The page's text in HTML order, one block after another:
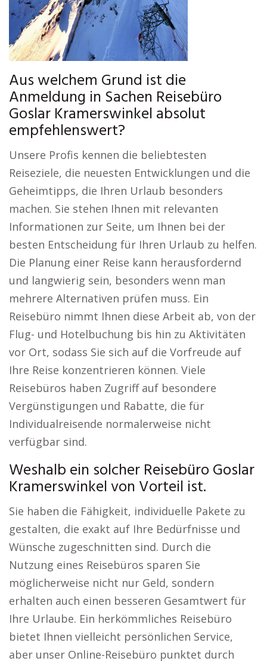
Aus welchem Grund ist die
Anmeldung in Sachen Reisebüro
Goslar Kramerswinkel absolut
empfehlenswert?
Unsere Profis kennen die beliebtesten
Reiseziele, die neuesten Entwicklungen und die
Geheimtipps, die Ihren Urlaub besonders
machen. Sie stehen Ihnen mit relevanten
Informationen zur Seite, um Ihnen bei der
besten Entscheidung für Ihren Urlaub zu helfen.
Die Planung einer Reise kann herausfordernd
und langwierig sein, besonders wenn man
mehrere Alternativen prüfen muss. Ein
Reisebüro nimmt Ihnen diese Arbeit ab, von der
Flug- und Hotelbuchung bis hin zu Aktivitäten
vor Ort, sodass Sie sich auf die Vorfreude auf
Ihre Reise konzentrieren können. Viele
Reisebüros haben Zugriff auf besondere
Vergünstigungen und Rabatte, die für
Individualreisende normalerweise nicht
verfügbar sind.
Weshalb ein solcher Reisebüro Goslar
Kramerswinkel von Vorteil ist.
Sie haben die Fähigkeit, individuelle Pakete zu
gestalten, die exakt auf Ihre Bedürfnisse und
Wünsche zugeschnitten sind. Durch die
Nutzung eines Reisebüros sparen Sie
möglicherweise nicht nur Geld, sondern
erhalten auch einen besseren Gesamtwert für
Ihre Urlaube. Ein herkömmliches Reisebüro
bietet Ihnen vielleicht persönlichen Service,
aber unser Online-Reisebüro punktet durch